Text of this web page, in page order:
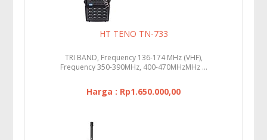
HT TENO TN-733
TRI BAND, Frequency 136-174 MHz (VHF),
Frequency 350-390MHz, 400-470MHzMHz ...
Harga : Rp1.650.000,00